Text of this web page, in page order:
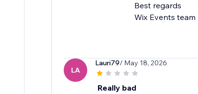
Best regards
Wix Events team
LA
Lauri79/ May 18, 2026
Really bad